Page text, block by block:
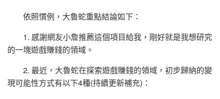
依照慣例，大魯蛇重點結論如下：
1. 感謝網友小詹推薦這個項目給我，剛好就是我想研究
的一塊遊戲賺錢的領域。
2. 最近，大魯蛇在探索遊戲賺錢的領域，初步歸納的變
現可能性方式有以下4種(持續更新補充)：